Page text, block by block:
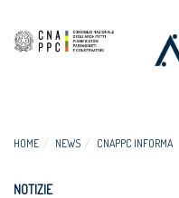
HOME NEWS CNAPPC INFORMA
NOTIZIE